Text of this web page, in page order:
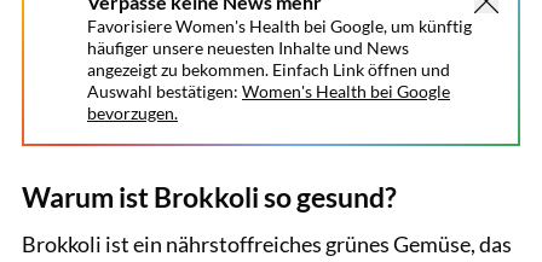
Favorisiere Women's Health bei Google, um künftig
häufiger unsere neuesten Inhalte und News
angezeigt zu bekommen. Einfach Link öffnen und
Auswahl bestätigen: Women's Health bei Google
bevorzugen.
Warum ist Brokkoli so gesund?
Brokkoli ist ein nährstoffreiches grünes Gemüse, das